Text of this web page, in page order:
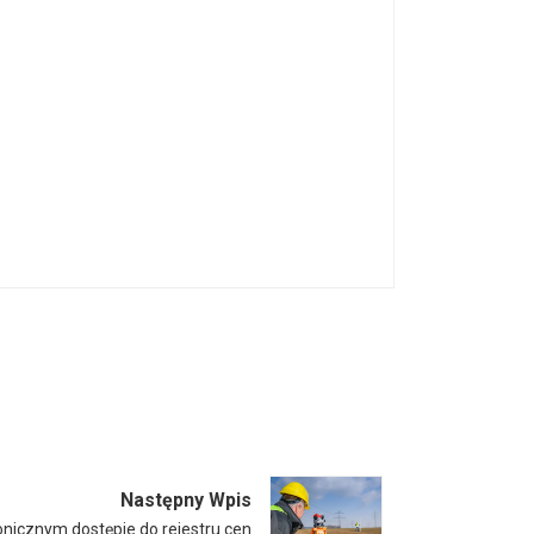
Następny Wpis
dostępie do rejestru cen